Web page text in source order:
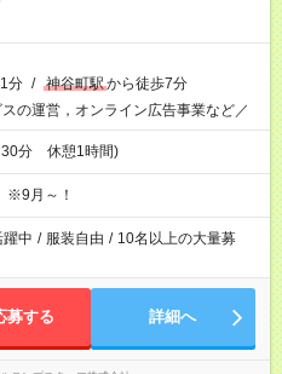
分 / 神谷町駅から徒歩7分
の運営，オンライン広告事業など／
30分 休憩1時間)
※9月～！
中 / 服装自由 / 10名以上の大量募
募する 詳細へ